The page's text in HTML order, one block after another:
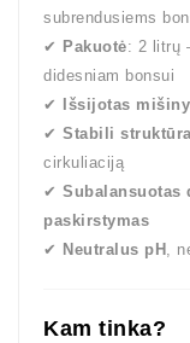
subrendusiems
✔ Pakuotė: 2 litrų
didesniam bonsui
✔
Išsijotas
✔ Stabili
cirkuliaciją
✔ Subalansuotas
paskirstymas
✔ Neutralus pH ,
Kam tinka?